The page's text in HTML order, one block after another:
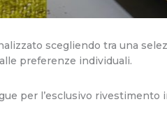
scegliendo tra una
preferenze individuali.
per l’esclusivo